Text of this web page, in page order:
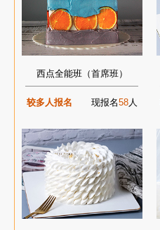
西点全能班（首席班）
较多人报名 现报名58人